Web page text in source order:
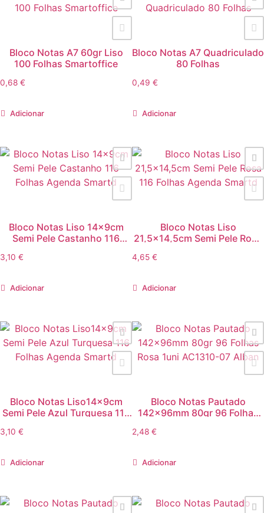
Bloco Notas A7 60gr Liso
100 Folhas Smartoffice
0,68 €
Adicionar
Bloco Notas A7 Quadriculado
80 Folhas
0,49 €
Adicionar
Bloco Notas Liso 14x9cm
Semi Pele Castanho 116
3,10 €
Adicionar
Bloco Notas Liso
21,5×14,5cm Semi Pele Rosa
4,65 €
Adicionar
Bloco Notas Liso14x9cm
Semi Pele Azul Turquesa 116
3,10 €
Adicionar
Bloco Notas Pautado
142x96mm 80gr 96 Folhas
2,48 €
Adicionar